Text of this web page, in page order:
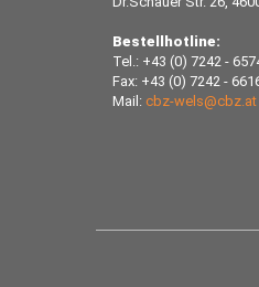
Bestellhotline:
Tel.: +43 (0) 7242 -
Fax: +43 (0) 7242 -
Mail: cbz-wels@cbz.at